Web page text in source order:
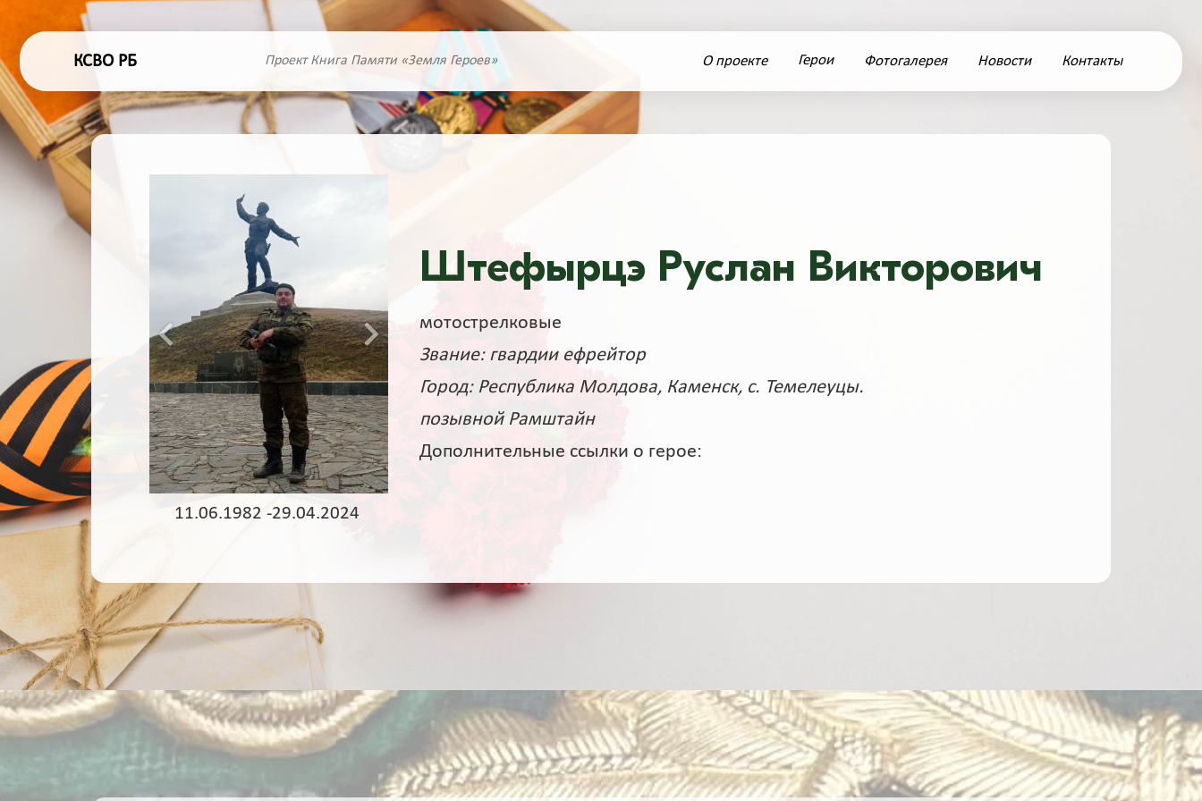
КСВО РБ Проект Книга Памяти «Земля Героев» О проекте Герои Фотогалерея Новости Контакты
11.06.1982 -29.04.2024
Штефырцэ Руслан Викторович
мотострелковые
Звание: гвардии ефрейтор
Город: Республика Молдова, Каменск, с. Темелеуцы.
позывной Рамштайн
Дополнительные ссылки о герое: